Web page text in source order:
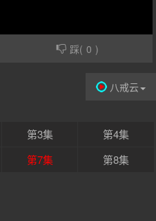
踩( 0 )
八戒云
第3集
第4集
第7集 第8集